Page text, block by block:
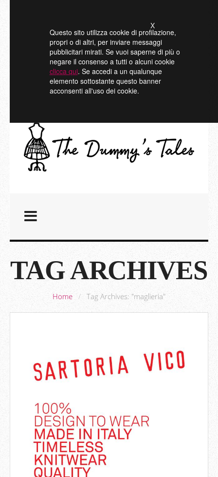
Questo sito utilizza cookie di profilazione,
propri o di altri, per inviare messaggi
pubblicitari mirati. Se vuoi saperne di più o
negare il consenso a tutti o alcuni cookie
clicca qui. Se accedi a un qualunque
elemento sottostante questo banner
acconsenti all'uso dei cookie.
X
TAG ARCHIVES
Home / Tag Archives: "maglieria"